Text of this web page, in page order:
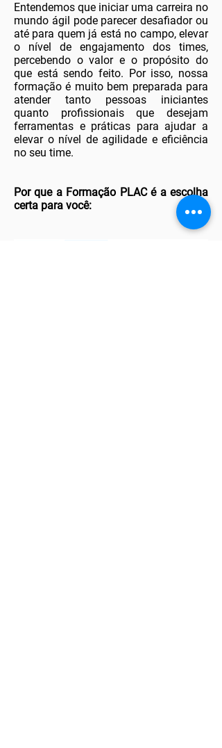
Entendemos que iniciar uma carreira no
mundo ágil pode parecer desafiador ou
até para quem já está no campo, elevar
o nível de engajamento dos times,
percebendo o valor e o propósito do
que está sendo feito. Por isso, nossa
formação é muito bem preparada para
atender tanto pessoas iniciantes
quanto profissionais que desejam
ferramentas e práticas para ajudar a
elevar o nível de agilidade e eficiência
no seu time.
Por que a Formação PLAC é a escolha
certa para você: